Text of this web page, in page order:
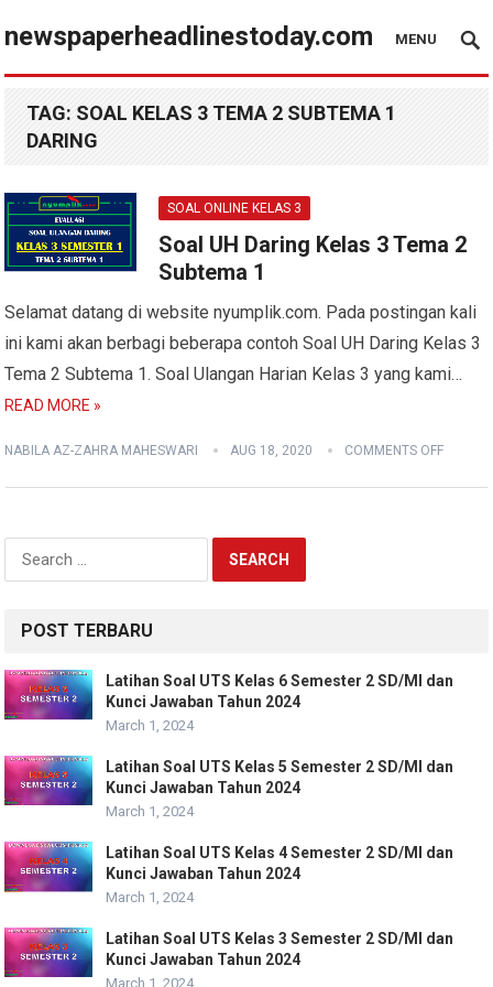
newspaperheadlinestoday.com MENU
TAG: SOAL KELAS 3 TEMA 2 SUBTEMA 1
DARING
SOAL ONLINE KELAS 3
Soal UH Daring Kelas 3 Tema 2
Subtema 1
Selamat datang di website nyumplik.com. Pada postingan kali
ini kami akan berbagi beberapa contoh Soal UH Daring Kelas 3
Tema 2 Subtema 1. Soal Ulangan Harian Kelas 3 yang kami…
READ MORE »
NABILA AZ-ZAHRA MAHESWARI AUG 18, 2020 COMMENTS OFF
Search
for:
POST TERBARU
Latihan Soal UTS Kelas 6 Semester 2 SD/MI dan
Kunci Jawaban Tahun 2024
March 1, 2024
Latihan Soal UTS Kelas 5 Semester 2 SD/MI dan
Kunci Jawaban Tahun 2024
March 1, 2024
Latihan Soal UTS Kelas 4 Semester 2 SD/MI dan
Kunci Jawaban Tahun 2024
March 1, 2024
Latihan Soal UTS Kelas 3 Semester 2 SD/MI dan
Kunci Jawaban Tahun 2024
March 1, 2024